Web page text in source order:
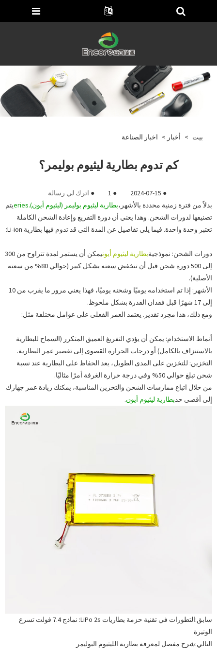
بيت > أخبار > اخبار الصناعة
كم تدوم بطارية ليثيوم بوليمر؟
●
2024-07-15
●
1
● اترك لي رسالة
بدلاً من فترة زمنية محددة بالأشهر،بطارية ليثيوم بوليمر (ليثيوم أيون).eriesيتم
تصنيفها لدورات الشحن. وهذا يعني أن دورة التفريغ وإعادة الشحن الكاملة
تعتبر وحدة واحدة. فيما يلي تفاصيل عن المدة التي قد تدوم فيها بطارية Li-ion:
دورات الشحن: نموذجيةبطارية ليثيوم أيون
يمكن أن يستمر لمدة تتراوح من 300
إلى 500 دورة شحن قبل أن تنخفض سعته بشكل كبير (حوالي 80% من سعته
الأصلية).
الأشهر: إذا تم استخدامه يوميًا وشحنه يوميًا، فهذا يعني مرور ما يقرب من 10
إلى 17 شهرًا قبل فقدان القدرة بشكل ملحوظ.
ومع ذلك، هذا مجرد تقدير. يعتمد العمر الفعلي على عوامل مختلفة مثل:
أنماط الاستخدام: يمكن أن يؤدي التفريغ العميق المتكرر (السماح للبطارية
بالاستنزاف بالكامل) أو درجات الحرارة القصوى إلى تقصير عمر البطارية.
التخزين: للتخزين على المدى الطويل، يعد الحفاظ على البطارية عند نسبة
شحن تبلغ حوالي 50% وفي درجة حرارة الغرفة أمرًا مثاليًا.
من خلال اتباع ممارسات الشحن والتخزين المناسبة، يمكنك زيادة عمر جهازك
إلى أقصى حدبطارية ليثيوم أيون.
سابق:
التطورات في تقنية حزمة بطاريات LiPo 2s: نماذج 7.4 فولت تسرع
الوتيرة
التالي:شرح مفصل لمعرفة بطارية الليثيوم البوليمر